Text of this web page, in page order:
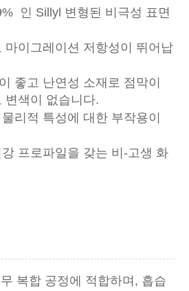
인 Sillyl 변형된 비극성 표면
마이그레이션 저항성이 뛰어납
좋고 난연성 소재로 점막이
변색이 없습니다.
리적 특성에 대한 부작용이
프로파일을 갖는 비-고생 화
복합 공정에 적합하며, 흡습